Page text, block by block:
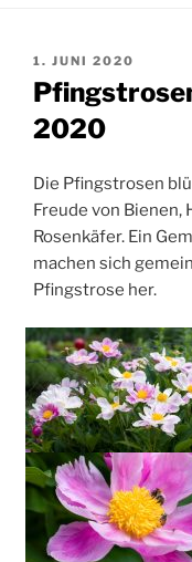
VERÖFFENTLICHT
AM
1. JUNI 2020
2020
Die Pfingstrosen
Freude von Bienen,
Rosenkäfer. Ein
machen sich
Pfingstrose her.